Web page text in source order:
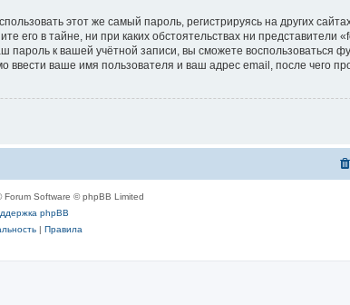
этот же самый пароль, регистрируясь на других
его в тайне, ни при каких обстоятельствах ни представители
к вашей учётной записи, вы сможете воспользоваться
ваше имя пользователя и ваш адрес email, после чего
Forum Software © phpBB Limited
phpBB
| Правила